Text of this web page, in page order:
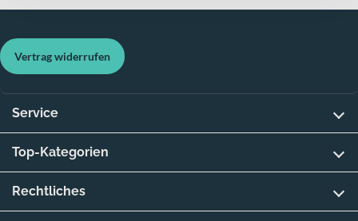
Vertrag widerrufen
Service
Top-Kategorien
Rechtliches